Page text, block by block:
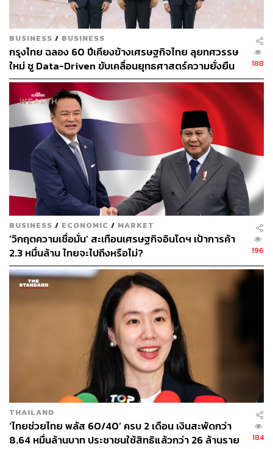
TAGS: ดอกเบี้ย เศรษฐกิจถดถอย
เศรษฐกิจ
ธนาคารไทยพาณิชย์ (SCB)
ธนาคารกรุงไทย
ธนาคาร
35
ABOUT THE AUTHOR
ดำรงเกียรติ มาลา
Content Creator THE STANDARD WEALTH
BUSINESS / BUSINESS
กรุงไทย ฉลอง 60 ปีเคียงข้างเศรษฐกิจไทย ลุยทศวรรษ
ใหม่ ชู Data-Driven ขับเคลื่อนยุทธศาสตร์ความยั่งยืน
188
BUSINESS / ECONOMIC / MARKET
‘วิกฤตความเชื่อมั่น’ สะเทือนเศรษฐกิจอินโดฯ เป้าการค้า
2.3 หมื่นล้าน ไทยจะไปถึงหรือไม่?
196
THAILAND
‘ไทยช่วยไทย พลัส 60/40’ ครบ 2 เดือน เงินสะพัดกว่า
8.64 หมื่นล้านบาท ประชาชนใช้สิทธิแล้วกว่า 26 ล้านราย
184